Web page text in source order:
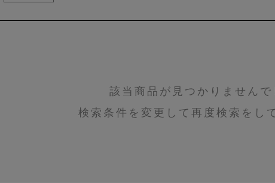
該当商品が見つかりませんで
検索条件を変更して再度検索をし